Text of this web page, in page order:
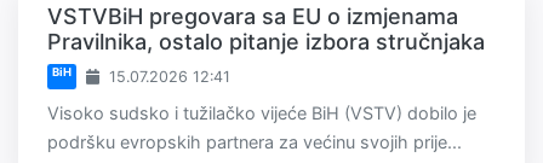
VSTVBiH pregovara sa EU o izmjenama
Pravilnika, ostalo pitanje izbora stručnjaka
BiH 15.07.2026 12:41
Visoko sudsko i tužilačko vijeće BiH (VSTV) dobilo je
podršku evropskih partnera za većinu svojih prije...